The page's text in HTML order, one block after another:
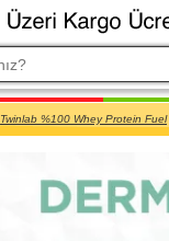
Twinlab %100 Whey Protein Fuel